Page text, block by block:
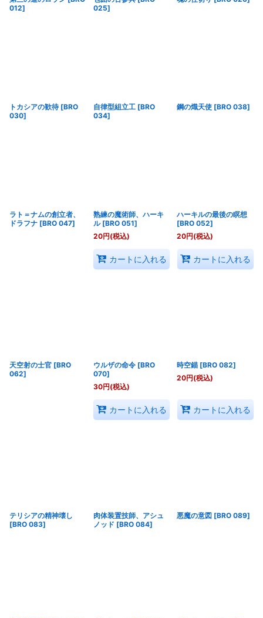
012]
025]
トカシアの歓待 [BRO
030]
自律型組立工 [BRO
034]
鋼の熾天使 [BRO 038]
ラト＝ナムの創立者、
ドラフナ [BRO 047]
熟練の魔術師、ハーキ
ル [BRO 051]
20円(税込)
カートに入れる
ハーキルの最後の瞑想
[BRO 052]
20円(税込)
カートに入れる
天空射の士官 [BRO
062]
ウルザの命令 [BRO
070]
30円(税込)
カートに入れる
時空錨 [BRO 082]
20円(税込)
カートに入れる
テリシアの精神壊し
[BRO 083]
肉体装置技師、アシュ
ノッド [BRO 084]
悪魔の意図 [BRO 089]